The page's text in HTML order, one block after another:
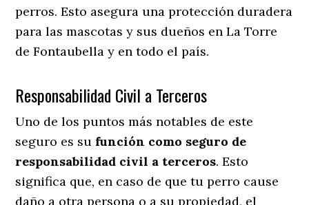
perros. Esto asegura una protección duradera
para las mascotas y sus dueños en La Torre
de Fontaubella y en todo el país.
Responsabilidad Civil a Terceros
Uno de los puntos más notables de este
seguro es su función como seguro de
responsabilidad civil a terceros. Esto
significa que, en caso de que tu perro cause
daño a otra persona o a su propiedad, el